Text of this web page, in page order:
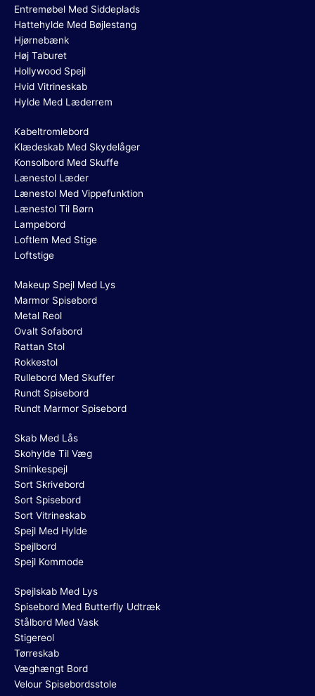
Entremøbel Med Siddeplads
Hattehylde Med Bøjlestang
Hjørnebænk
Høj Taburet
Hollywood Spejl
Hvid Vitrineskab
Hylde Med Læderrem
Kabeltromlebord
Klædeskab Med Skydelåger
Konsolbord Med Skuffe
Lænestol Læder
Lænestol Med Vippefunktion
Lænestol Til Børn
Lampebord
Loftlem Med Stige
Loftstige
Makeup Spejl Med Lys
Marmor Spisebord
Metal Reol
Ovalt Sofabord
Rattan Stol
Rokkestol
Rullebord Med Skuffer
Rundt Spisebord
Rundt Marmor Spisebord
Skab Med Lås
Skohylde Til Væg
Sminkespejl
Sort Skrivebord
Sort Spisebord
Sort Vitrineskab
Spejl Med Hylde
Spejlbord
Spejl Kommode
Spejlskab Med Lys
Spisebord Med Butterfly Udtræk
Stålbord Med Vask
Stigereol
Tørreskab
Væghængt Bord
Velour Spisebordsstole